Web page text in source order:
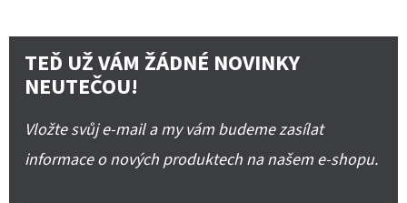
TEĎ UŽ VÁM ŽÁDNÉ NOVINKY
NEUTEČOU!
Vložte svůj e-mail a my vám budeme zasílat
informace o nových produktech na našem e-shopu.